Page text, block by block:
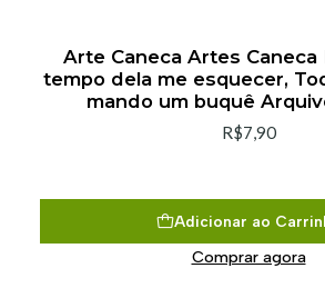
Arte Caneca Artes Caneca
tempo dela me esquecer,
mando um buquê
R$7,90
Adicionar ao
Comprar agora